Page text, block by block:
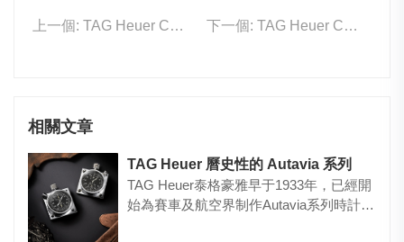
上一個: TAG Heuer CBZ2080.FT8091 下一個: TAG Heuer CBZ2084.FT8097
相關文章
TAG Heuer 曆史性的 Autavia 系列
TAG Heuer泰格豪雅早于1933年，已經開
始為賽車及航空界制作Autavia系列時計，